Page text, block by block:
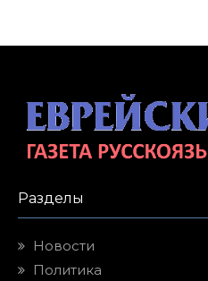
Разделы
Новости
Политика